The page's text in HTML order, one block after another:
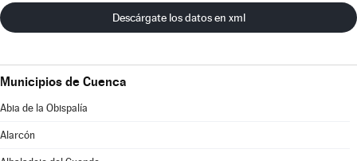
Descárgate los datos en xml
Municipios de Cuenca
Abia de la Obispalía
Alarcón